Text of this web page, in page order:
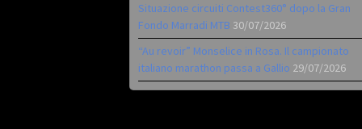
Situazione circuiti Contest360° dopo la Gran
Fondo Marradi MTB 30/07/2026
“Au revoir” Monselice in Rosa. Il campionato
italiano marathon passa a Gallio 29/07/2026